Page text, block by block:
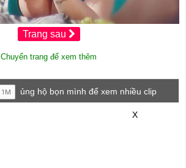
Trang sau
Chuyển trang để xem thêm
ủng hộ bọn mình để xem nhiều clip
X